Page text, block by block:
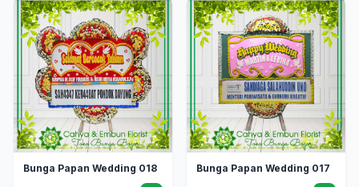
Bunga Papan Wedding 018 Bunga Papan Wedding 017